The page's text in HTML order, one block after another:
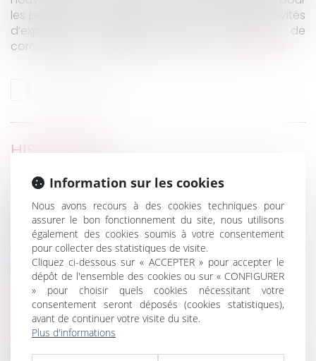
les petites et moyennes entreprises dont les activités
d’exportation pâtissent de la pandémie de
coronavirus a par ailleurs été autorisé...
HISTORIQUE
La clause de l’acte de vente qui a pour effet
d’exclure la garantie décennale des constructeurs
doit être réputée non écrite
Un logement sans prises raccordées à la terre
n’est pas décent
L'indemnité d'activité partielle est-elle toujours
soumise à CSG et CRDS ?
Droit européen de la concurrence et covid-19 :
l’assouplissement des règles antitrust
Précision en matière de licenciement pour
absences répétées et désorganisation entreprise
Information sur les cookies
Nous avons recours à des cookies techniques pour
assurer le bon fonctionnement du site, nous utilisons
également des cookies soumis à votre consentement
pour collecter des statistiques de visite.
Cliquez ci-dessous sur « ACCEPTER » pour accepter le
dépôt de l'ensemble des cookies ou sur « CONFIGURER
» pour choisir quels cookies nécessitant votre
consentement seront déposés (cookies statistiques),
avant de continuer votre visite du site.
Plus d'informations